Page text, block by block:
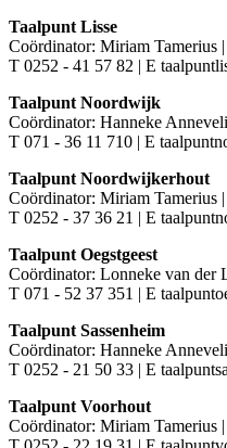
Taalpunt Lisse
Coördinator: Miriam Tamerius |
T 0252 - 41 57 82 | E
Taalpunt Noordwijk
Coördinator: Hanneke
T 071 - 36 11 710 | E
Taalpunt Noordwijkerhout
Coördinator: Miriam Tamerius |
T 0252 - 37 36 21 | E
Taalpunt Oegstgeest
Coördinator: Lonneke van der
T 071 - 52 37 351 | E
Taalpunt Sassenheim
Coördinator: Hanneke
T 0252 - 21 50 33 | E
Taalpunt Voorhout
Coördinator: Miriam Tamerius |